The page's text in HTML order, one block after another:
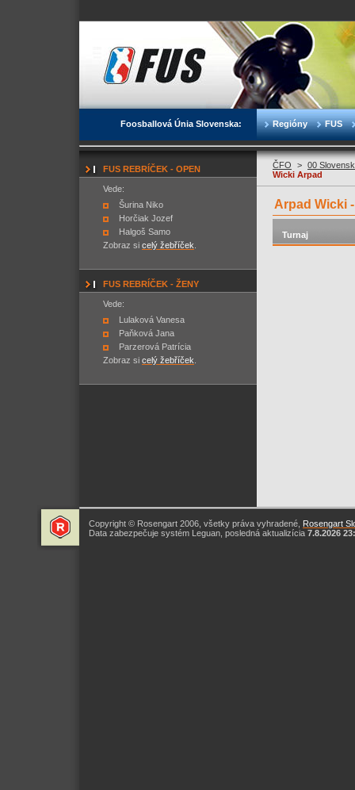
Foosballová Únia Slovenska: Regióny FUS
FUS REBRÍČEK - OPEN
Vede:
Šurina Niko
Horčiak Jozef
Halgoš Samo
Zobraz si celý žebříček
FUS REBRÍČEK - ŽENY
Vede:
Lulaková Vanesa
Paňková Jana
Parzerová Patrícia
Zobraz si celý žebříček
ČFO > 00
Wicki Arpad
Arpad Wicki
Turnaj
Copyright © Rosengart 2006, všetky práva vyhradené, Rosengart
Data zabezpečuje systém Leguan, posledná aktualizícia 7.8.2026